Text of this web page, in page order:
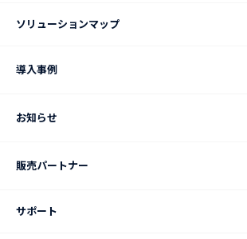
XC-Gate.V3
機能
連携システム
ソリューションマップ
ソリューションマップ
導入事例
お知らせ
販売パートナー
サポート